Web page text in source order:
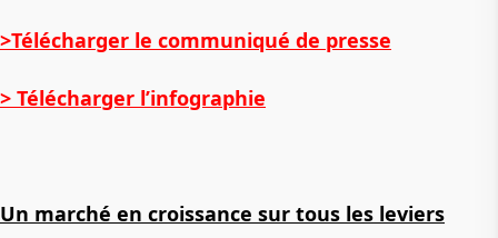
>Télécharger le communiqué de presse
> Télécharger l’infographie
Un marché en croissance sur tous les leviers